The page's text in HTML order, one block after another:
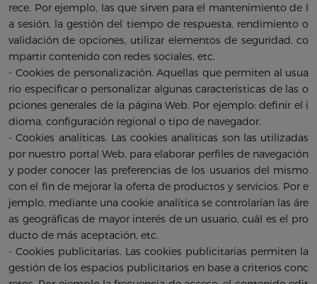
rece. Por ejemplo, las que sirven para el mantenimiento de l
a sesión, la gestión del tiempo de respuesta, rendimiento o
validación de opciones, utilizar elementos de seguridad, co
mpartir contenido con redes sociales, etc.
- Cookies de personalización. Aquellas que permiten al usua
rio especificar o personalizar algunas características de las o
pciones generales de la página Web. Por ejemplo: definir el i
dioma, configuración regional o tipo de navegador.
- Cookies analíticas. Las cookies analíticas son las utilizadas
por nuestro portal Web, para elaborar perfiles de navegación
y poder conocer las preferencias de los usuarios del mismo
con el fin de mejorar la oferta de productos y servicios. Por e
jemplo, mediante una cookie analítica se controlarían las áre
as geográficas de mayor interés de un usuario, cuál es el pro
ducto de más aceptación, etc.
- Cookies publicitarias. Las cookies publicitarias permiten la
gestión de los espacios publicitarios en base a criterios conc